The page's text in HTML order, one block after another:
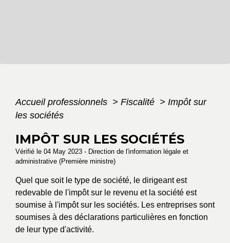
Accueil professionnels > Fiscalité > Impôt sur
les sociétés
IMPÔT SUR LES SOCIÉTÉS
Vérifié le 04 May 2023 - Direction de l'information légale et
administrative (Première ministre)
Quel que soit le type de société, le dirigeant est
redevable de l'impôt sur le revenu et la société est
soumise à l'impôt sur les sociétés. Les entreprises sont
soumises à des déclarations particulières en fonction
de leur type d'activité.